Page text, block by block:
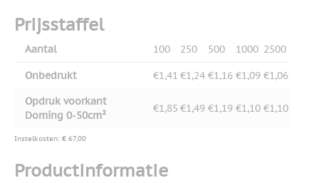
Prijsstaffel
Aantal 100 250 500 1000 2500
Onbedrukt €1,41 €1,24 €1,16 €1,09 €1,06
Opdruk voorkant
Doming 0-50cm²
€1,85 €1,49 €1,19 €1,10 €1,10
Instelkosten: € 67,00
Productinformatie